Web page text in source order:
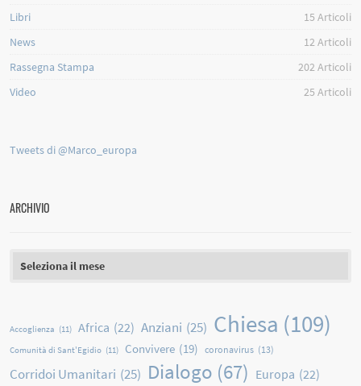
Libri
15 Articoli
News
12Articoli
Rassegna Stampa
202Articoli
Video
25 Articoli
Tweets di @Marco_europa
ARCHIVIO
Accoglienza (11) Africa (22) Anziani (25) Chiesa (109)
Comunità di Sant'Egidio (11) Convivere (19) coronavirus (13)
Corridoi Umanitari (25) Dialogo (67) Europa (22)